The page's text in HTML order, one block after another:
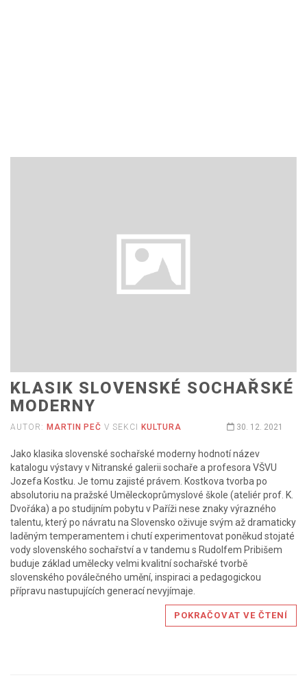
KLASIK SLOVENSKÉ SOCHAŘSKÉ
MODERNY
AUTOR: MARTIN PEČ V SEKCI KULTURA 30. 12. 2021
Jako klasika slovenské sochařské moderny hodnotí název
katalogu výstavy v Nitranské galerii sochaře a profesora VŠVU
Jozefa Kostku. Je tomu zajisté právem. Kostkova tvorba po
absolutoriu na pražské Uměleckoprůmyslové škole (ateliér prof. K.
Dvořáka) a po studijním pobytu v Paříži nese znaky výrazného
talentu, který po návratu na Slovensko oživuje svým až dramaticky
laděným temperamentem i chutí experimentovat poněkud stojaté
vody slovenského sochařství a v tandemu s Rudolfem Pribišem
buduje základ umělecky velmi kvalitní sochařské tvorbě
slovenského poválečného umění, inspiraci a pedagogickou
přípravu nastupujících generací nevyjímaje.
POKRAČOVAT VE ČTENÍ